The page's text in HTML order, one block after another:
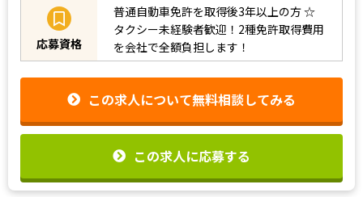
応募資格
普通自動車免許を取得後3年以上の方☆
タクシー未経験者歓迎！2種免許取得費用
を会社で全額負担します！
この求人について無料相談してみる
この求人に応募する